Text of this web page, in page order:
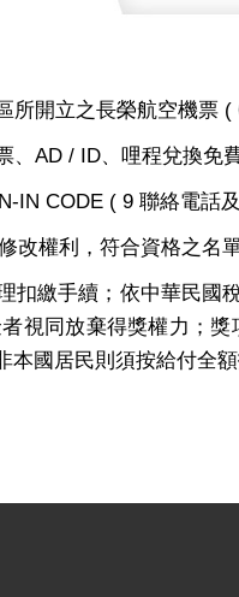
開立之長榮航空機票 (
AD / ID、哩程兌換免費
IN CODE ( 9 聯絡電話
改權利，符合資格之名
扣繳手續；依中華民
視同放棄得獎權力；
國居民則須按給付全額